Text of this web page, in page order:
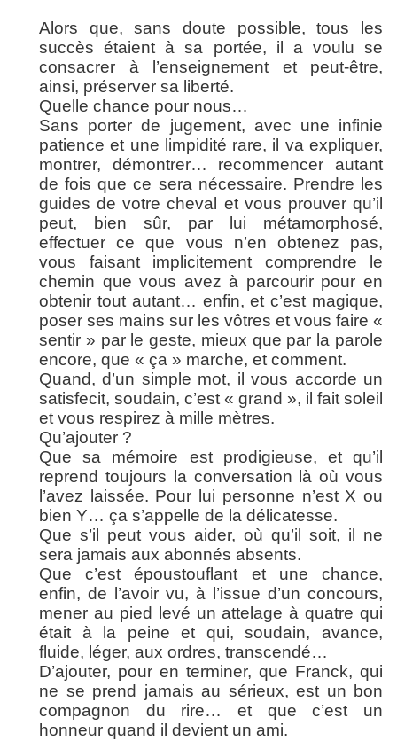
Alors que, sans doute possible, tous les
succès étaient à sa portée, il a voulu se
consacrer à l’enseignement et peut-être,
ainsi, préserver sa liberté.
Quelle chance pour nous…
Sans porter de jugement, avec une infinie
patience et une limpidité rare, il va expliquer,
montrer, démontrer… recommencer autant
de fois que ce sera nécessaire. Prendre les
guides de votre cheval et vous prouver qu’il
peut, bien sûr, par lui métamorphosé,
effectuer ce que vous n’en obtenez pas,
vous faisant implicitement comprendre le
chemin que vous avez à parcourir pour en
obtenir tout autant… enfin, et c’est magique,
poser ses mains sur les vôtres et vous faire «
sentir » par le geste, mieux que par la parole
encore, que « ça » marche, et comment.
Quand, d’un simple mot, il vous accorde un
satisfecit, soudain, c’est « grand », il fait soleil
et vous respirez à mille mètres.
Qu’ajouter ?
Que sa mémoire est prodigieuse, et qu’il
reprend toujours la conversation là où vous
l’avez laissée. Pour lui personne n’est X ou
bien Y… ça s’appelle de la délicatesse.
Que s’il peut vous aider, où qu’il soit, il ne
sera jamais aux abonnés absents.
Que c’est époustouflant et une chance,
enfin, de l’avoir vu, à l’issue d’un concours,
mener au pied levé un attelage à quatre qui
était à la peine et qui, soudain, avance,
fluide, léger, aux ordres, transcendé…
D’ajouter, pour en terminer, que Franck, qui
ne se prend jamais au sérieux, est un bon
compagnon du rire… et que c’est un
honneur quand il devient un ami.